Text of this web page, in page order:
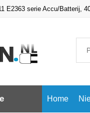
E2363 serie Accu/Batterij,
Home